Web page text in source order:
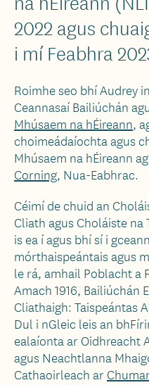
2022 agus
i mí Feabhra
Roimhe seo bhí Audrey
Ceannasaí Bailiúchán
Mhúsaem na hÉireann,
choimeádaíochta agus
Mhúsaem na hÉireann
Corning, Nua-Eabhrac.
Céimí de chuid an
Cliath agus Choláiste
is ea í agus bhí sí i
mórthaispeántais agus
le rá, amhail Poblacht a
Amach 1916, Bailiúchán
Cliathaigh: Taispeántas
Dul i nGleic leis an
ealaíonta ar Oidhreacht
agus Neachtlanna
Cathaoirleach ar